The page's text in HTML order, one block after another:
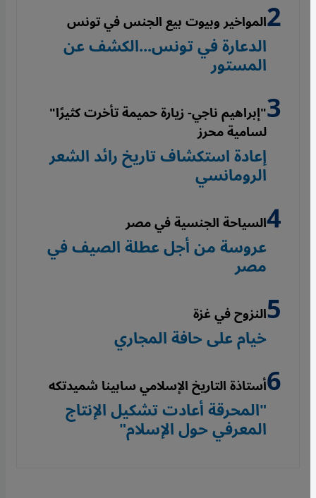
المواخير وبيوت بيع الجنس في تونس
الدعارة في تونس...الكشف عن
المستور
"إبراهيم ناجي- زيارة حميمة تأخرت كثيرًا"
لسامية محرز
إعادة استكشاف تاريخ رائد الشعر
الرومانسي
السياحة الجنسية في مصر
عروسة من أجل عطلة الصيف في
مصر
النزوح في غزة
خيام على حافة المجاري
أستاذة التاريخ الإسلامي سابينا شميدتكه
"المحرقة أعادت تشكيل الإنتاج
المعرفي حول الإسلام"